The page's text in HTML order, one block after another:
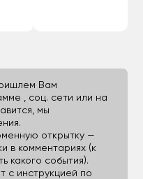
Вам
, соц. сети или на
мы
открытку —
в комментариях (к
какого события).
с инструкцией по